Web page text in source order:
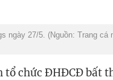
ngày 27/5. (Nguồn: Trang cá
tổ chức ĐHĐCĐ bất